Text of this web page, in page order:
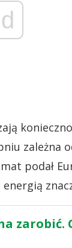
podał
zarobić.